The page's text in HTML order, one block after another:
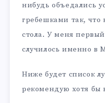
нибудь объедались
гребешками так, что
стола. У меня
случилось именно в
Ниже будет список
рекомендую хотя бы